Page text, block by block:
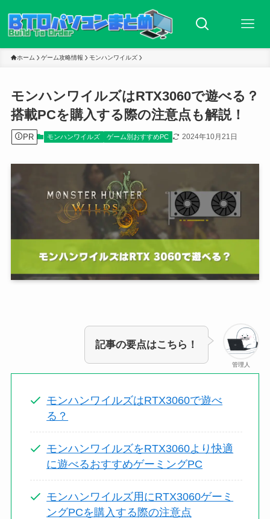
ホーム ゲーム攻略情報 モンハンワイルズ
モンハンワイルズはRTX3060で遊べる？
搭載PCを購入する際の注意点も解説！
PR モンハンワイルズ ゲーム別おすすめPC 2024年10月21日
管理人
記事の要点はこちら！
モンハンワイルズはRTX3060で遊べ
る？
モンハンワイルズをRTX3060より快適
に遊べるおすすめゲーミングPC
モンハンワイルズ用にRTX3060ゲーミ
ングPCを購入する際の注意点